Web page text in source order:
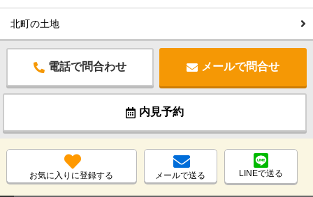
北町の土地
電話で問合わせ メールで問合せ
内見予約
お気に入りに登録する メールで送る LINEで送る